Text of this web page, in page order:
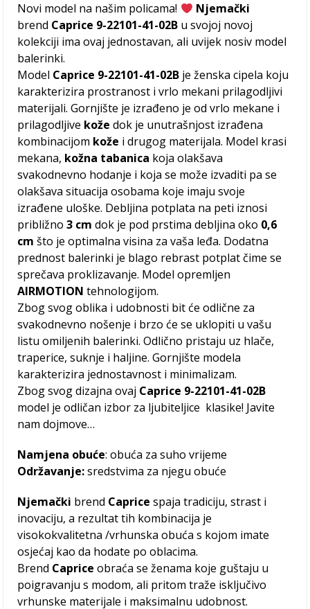
Novi model na našim policama!
Njemački
brend Caprice 9-22101-41-02B u svojoj novoj
kolekciji ima ovaj jednostavan, ali uvijek nosiv model
balerinki.
Model Caprice 9-22101-41-02B je ženska cipela koju
karakterizira prostranost i vrlo mekani prilagodljivi
materijali. Gornjište je izrađeno je od vrlo mekane i
prilagodljive kožedok je unutrašnjost izrađena
kombinacijom kože i drugog materijala. Model krasi
mekana, kožna tabanica koja olakšava
svakodnevno hodanje i koja se može izvaditi pa se
olakšava situacija osobama koje imaju svoje
izrađene uloške. Debljina potplata na peti iznosi
približno3 cmdok je pod prstima debljina oko 0,6
cm što je optimalna visina za vaša leđa. Dodatna
prednost balerinki je blago rebrast potplat čime se
sprečava proklizavanje. Model opremljen
AIRMOTION tehnologijom.
Zbog svog oblika i udobnosti bit će odlične za
svakodnevno nošenje i brzo će se uklopiti u vašu
listu omiljenih balerinki. Odlično pristaju uz hlače,
traperice, suknje i haljine. Gornjište modela
karakterizira jednostavnost i minimalizam.
Zbog svog dizajna ovaj Caprice 9-22101-41-02B
model je odličan izbor za ljubiteljice klasike! Javite
nam dojmove…
Namjena obuće: obuća za suho vrijeme
Održavanje:sredstvima za njegu obuće
Njemački brend Caprice spaja tradiciju, strast i
inovaciju, a rezultat tih kombinacija je
visokokvalitetna /vrhunska obuća s kojom imate
osjećaj kao da hodate po oblacima.
Brend Caprice obraća se ženama koje guštaju u
poigravanju s modom, ali pritom traže isključivo
vrhunske materijale i maksimalnu udobnost.